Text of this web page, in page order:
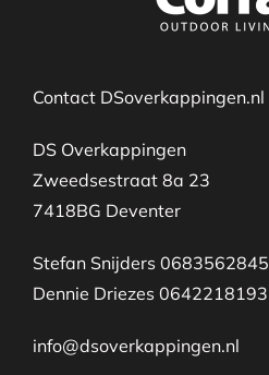
Contact DSoverkappingen.nl
DS Overkappingen
Zweedsestraat 8a 23
7418BG Deventer
Stefan Snijders 0683562845
Dennie Driezes 0642218193
info@dsoverkappingen.nl